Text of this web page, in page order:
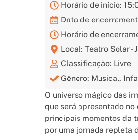
Horário de início:
Data de
Horário de
Local: Teatro Solar -
Classificação: Livre
Gênero: Musical,
O universo mágico das
que será apresentado no
principais momentos da
por uma jornada repleta